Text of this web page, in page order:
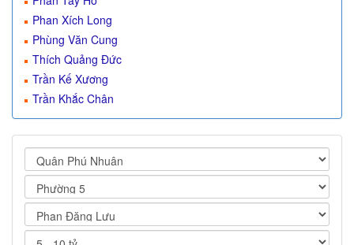
Phan Xích Long
Phùng Văn Cung
Thích Quảng Đức
Trần Kế Xương
Trần Khắc Chân